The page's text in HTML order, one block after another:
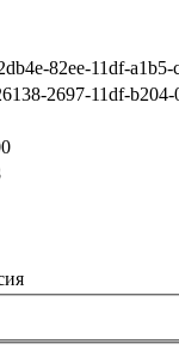
82ee-11df-
2697-11df-b204-